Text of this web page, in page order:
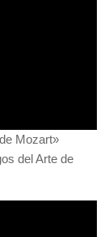
Mozart»
del Arte de